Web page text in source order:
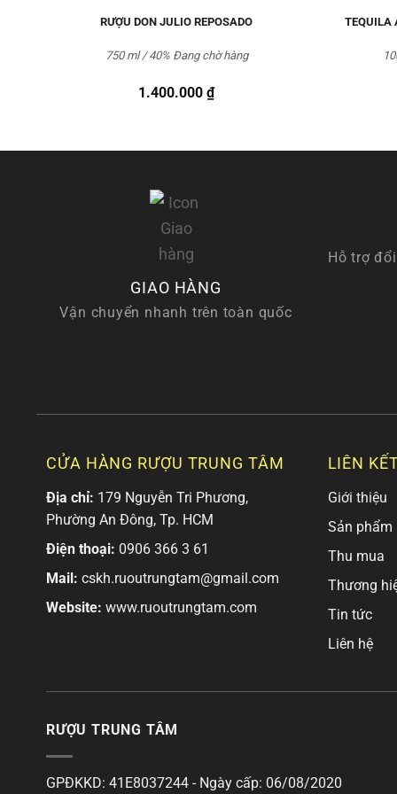
RƯỢU DON JULIO REPOSADO
1.400.000₫
750 ml / 40%Đang chờ hàng
TEQUILA
GIAO HÀNG
Vận chuyển nhanh trên toàn quốc
Hỗ trợ
CỬA HÀNG RƯỢU TRUNG TÂM
Địa chỉ: 179 Nguyễn Tri Phương,
Phường An Đông, Tp. HCM
Điện thoại: 0906 366 3 61
Mail: cskh.ruoutrungtam@gmail.com
Website: www.ruoutrungtam.com
LIÊN
Giới thiệu
Sản phẩm
Thu mua
Thương
Tin tức
Liên hệ
RƯỢU TRUNG TÂM
GPĐKKD: 41E8037244 - Ngày cấp: 06/08/2020